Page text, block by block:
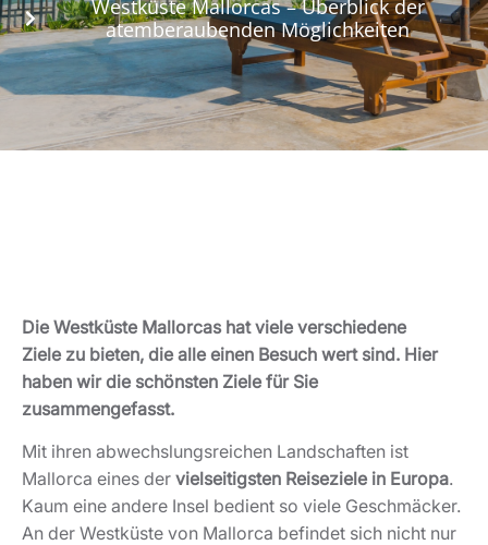
Westküste Mallorcas – Überblick der
atemberaubenden Möglichkeiten
Die Westküste Mallorcas hat viele verschiedene
Ziele zu bieten, die alle einen Besuch wert sind. Hier
haben wir die schönsten Ziele für Sie
zusammengefasst.
Mit ihren abwechslungsreichen Landschaften ist
Mallorca eines der vielseitigsten Reiseziele in Europa.
Kaum eine andere Insel bedient so viele Geschmäcker.
An der Westküste von Mallorca befindet sich nicht nur